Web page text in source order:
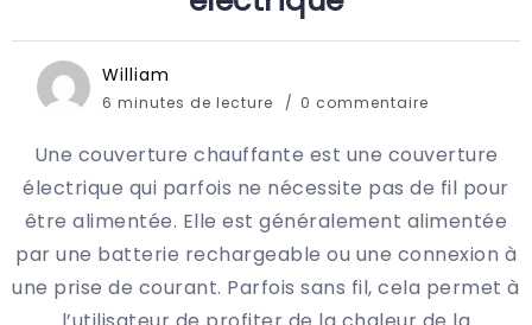
William
6 minutes de lecture 0 commentaire
Une couverture chauffante est une couverture
électrique qui parfois ne nécessite pas de fil pour
être alimentée. Elle est généralement alimentée
par une batterie rechargeable ou une connexion à
une prise de courant. Parfois sans fil, cela permet à